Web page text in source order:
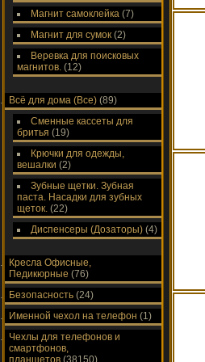
Магнит самоклейка (7)
Магнит для сумок (2)
Веревка для поисковых
магнитов. (12)
Всё для дома (Все) (89)
Сменные кассеты для
бритья (19)
Крючки для одежды,
вешалки (2)
Зубные щетки. Зубная
паста. Насадки для зубных
щеток. (22)
Диспенсеры (Дозаторы) (4)
Кресла Офисные,
Педикюрные (76)
Безопасность (24)
Именной чехол на телефон (1)
Чехлы для телефонов и
смартфонов,
планшетов (38150)